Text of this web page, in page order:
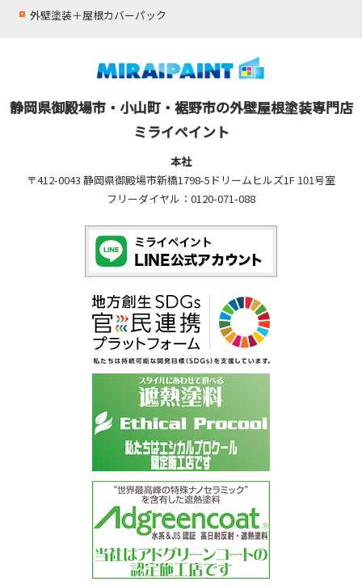
外壁塗装＋屋根カバーパック
静岡県御殿場市・小山町・裾野市の外壁屋根塗装専門店
ミライペイント
本社
〒412-0043 静岡県御殿場市新橋1798-5ドリームヒルズ1F 101号室
フリーダイヤル：0120-071-088